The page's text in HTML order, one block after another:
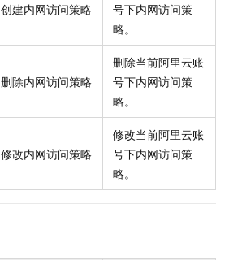
创建内网访问策略
号下内网访问策
略。
删除内网访问策略
删除当前阿里云账
号下内网访问策
略。
修改内网访问策略
修改当前阿里云账
号下内网访问策
略。